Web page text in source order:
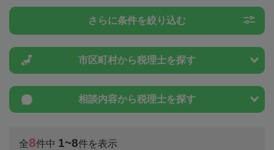
さらに条件を絞り込む
市区町村から税理士を探す
相談内容から税理士を探す
全8件中 1~8件を表示